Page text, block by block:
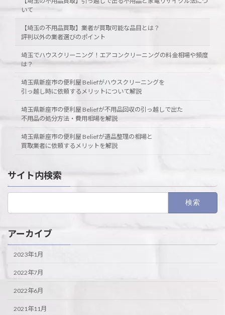
いて
【埼玉の不用品買取】業者が買取可能な品目とは？
評判以外の業者選びのポイント
埼玉でハウスクリーニング！エアコンクリーニングの料金相場や頻度
は？
埼玉県新座市の便利屋 Beliefがハウスクリーニングを
引っ越し時に依頼するメリットについて解説
埼玉県新座市の便利屋 Beliefが不用品回収の引っ越しで出た
不用品の処分方法・費用相場を解説
埼玉県新座市の便利屋 Beliefが遺品整理の相場と
買取業者に依頼するメリットを解説
サイト内検索
アーカイブ
2023年1月
2022年7月
2022年6月
2021年11月